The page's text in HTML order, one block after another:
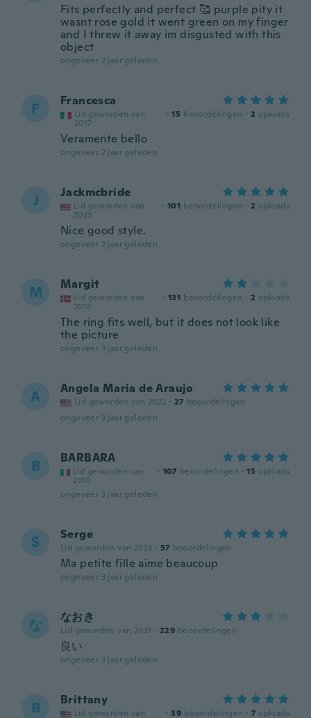
Fits perfectly and perfect 🥰 purple pity it
wasnt rose gold it went green on my finger
and I threw it away im disgusted with this
object
ongeveer 2 jaar geleden
F Francesca
Lid geworden van
2017
· 15 beoordelingen · 2 uploads
Veramente bello
ongeveer 2 jaar geleden
J Jackmcbride
Lid geworden van
2023
· 101 beoordelingen · 2 uploads
Nice good style.
ongeveer 2 jaar geleden
M Margit
Lid geworden van
2018
· 131 beoordelingen · 2 uploads
The ring fits well, but it does not look like
the picture
ongeveer 3 jaar geleden
A Angela Maria de Araujo
Lid geworden van 2022 · 27 beoordelingen
ongeveer 3 jaar geleden
B BARBARA
Lid geworden van
2018
· 107 beoordelingen · 15 uploads
ongeveer 3 jaar geleden
S Serge
Lid geworden van 2023 · 57 beoordelingen
Ma petite fille aime beaucoup
ongeveer 3 jaar geleden
な なおき
Lid geworden van 2021 · 229 beoordelingen
良い
ongeveer 3 jaar geleden
B Brittany
Lid geworden van
· 39 beoordelingen · 7 uploads